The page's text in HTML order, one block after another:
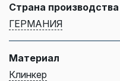
Страна производства
ГЕРМАНИЯ
Материал
Клинкер